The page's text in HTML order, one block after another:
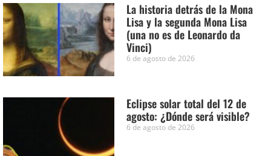
La historia detrás de la Mona
Lisa y la segunda Mona Lisa
(una no es de Leonardo da
Vinci)
6 de agosto de 2026
Eclipse solar total del 12 de
agosto: ¿Dónde será visible?
6 de agosto de 2026